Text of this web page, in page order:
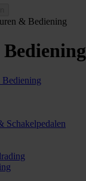
& Bediening
Schakelpedalen